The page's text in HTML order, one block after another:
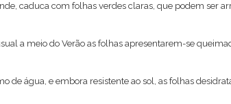
caduca com folhas verdes claras, que podem ser
a meio do Verão as folhas apresentarem-se
de água, e embora resistente ao sol, as folhas